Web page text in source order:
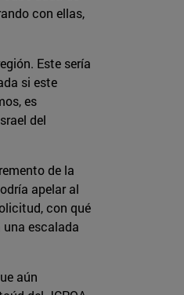
con ellas,
Este sería
si este
es
del
de la
apelar al
con qué
escalada
aún